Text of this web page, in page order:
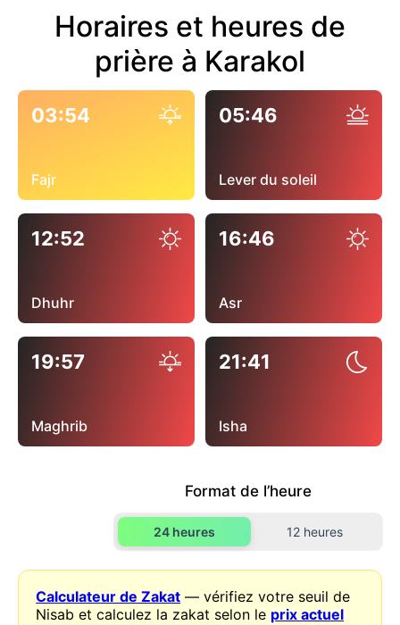
Horaires et heures de
prière à Karakol
03:54
Fajr
05:46
Lever du soleil
12:52
Dhuhr
16:46
Asr
19:57
Maghrib
21:41
Isha
Format de l’heure
24 heures 12 heures
Calculateur de Zakat — vérifiez votre seuil de
Nisab et calculez la zakat selon le prix actuel